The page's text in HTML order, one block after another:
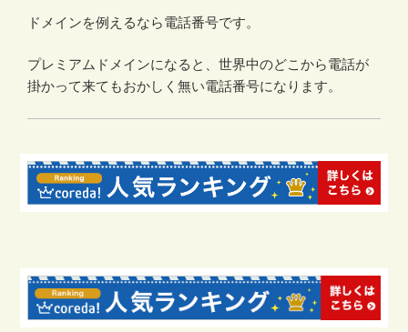
ドメインを例えるなら電話番号です。
プレミアムドメインになると、世界中のどこから電話が
掛かって来てもおかしく無い電話番号になります。